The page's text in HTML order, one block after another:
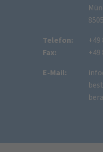
Telefon:
Fax:
+49
+49
E-Mail: